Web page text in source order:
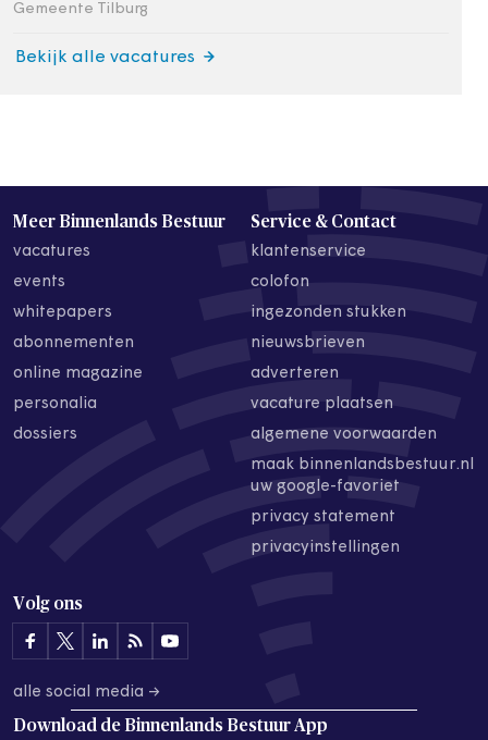
Gemeente Tilburg
Bekijk alle vacatures
Meer Binnenlands Bestuur
vacatures
events
whitepapers
abonnementen
online magazine
personalia
dossiers
Service & Contact
klantenservice
colofon
ingezonden stukken
nieuwsbrieven
adverteren
vacature plaatsen
algemene voorwaarden
maak binnenlandsbestuur.nl
uw google-favoriet
privacy statement
privacyinstellingen
Volg ons
alle social media →
Download de Binnenlands Bestuur App